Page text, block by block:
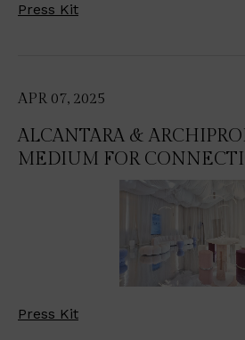
Press Kit
APR 07, 2025
ALCANTARA &
MEDIUM FOR
Press Kit